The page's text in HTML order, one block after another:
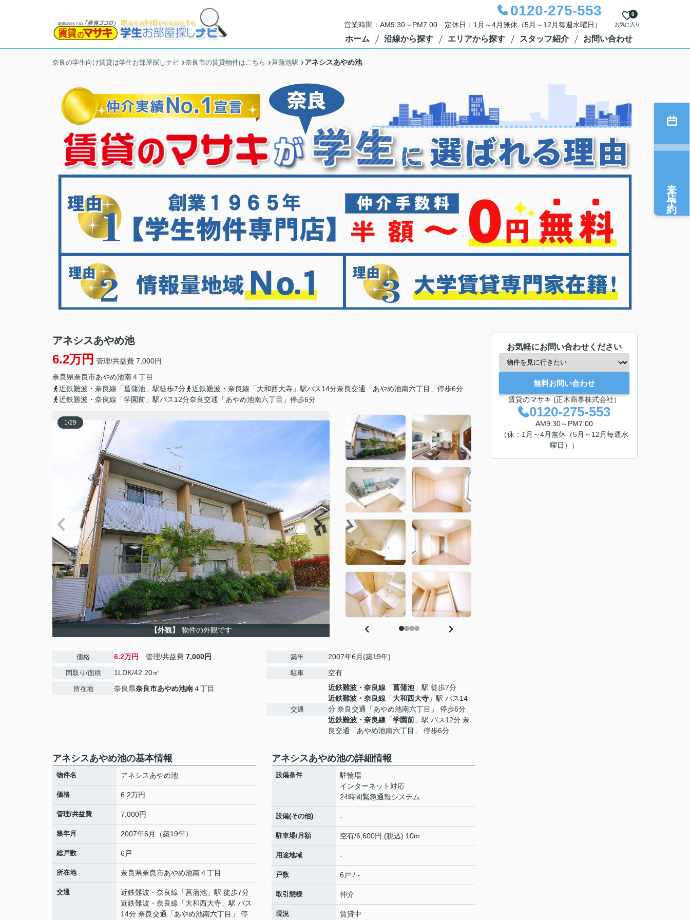
0120-275-553
営業時間：AM9:30～PM7:00 定休日：1月～4月無休（5月～12月毎週水曜日） お気に入り
0
ホーム 沿線から探す エリアから探す スタッフ紹介 お問い合わせ
奈良の学生向け賃貸は学生お部屋探しナビ 奈良市の賃貸物件はこちら 菖蒲池駅 アネシスあやめ池
アネシスあやめ池
6.2万円 管理/共益費 7,000円
奈良県奈良市あやめ池南４丁目
近鉄難波・奈良線「菖蒲池」駅徒歩7分
近鉄難波・奈良線「大和西大寺」駅バス14分奈良交通「あやめ池南六丁目」停歩6分
近鉄難波・奈良線「学園前」駅バス12分奈良交通「あやめ池南六丁目」停歩6分
1/29
【外観】 物件の外観です
価格 6.2万円 管理/共益費 7,000円
間取り/面積 1LDK/42.20㎡
所在地 奈良県奈良市あやめ池南４丁目
築年 2007年6月(築19年)
駐車 空有
交通
近鉄難波・奈良線 「菖蒲池」駅 徒歩7分
近鉄難波・奈良線 「大和西大寺 」駅 バス14
分 奈良交通「あやめ池南六丁目」 停歩6分
近鉄難波・奈良線 「学園前 」駅 バス12分 奈
良交通「あやめ池南六丁目」 停歩6分
アネシスあやめ池の基本情報
物件名 アネシスあやめ池
価格 6.2万円
管理/共益費 7,000円
築年月 2007年6月（築19年）
総戸数 6戸
所在地 奈良県奈良市あやめ池南４丁目
交通 近鉄難波・奈良線 「菖蒲池 」駅 徒歩7分
近鉄難波・奈良線 「大和西大寺 」駅 バス
14分 奈良交通「あやめ池南六丁目」 停
アネシスあやめ池の詳細情報
設備条件
駐輪場
インターネット対応
24時間緊急通報システム
設備(その他) -
駐車場/月額 空有/6,600円 (税込) 10m
用途地域 -
戸数 6戸 / -
取引態様 仲介
現況 賃貸中
お気軽にお問い合わせください
無料お問い合わせ
賃貸のマサキ (正木商事株式会社）
0120-275-553
AM9:30～PM7:00
（休：1月～4月無休（5月～12月毎週水
曜日））
来店予約